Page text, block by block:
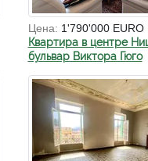
Цена: 1'790'000 EURO
Квартира в центре
бульвар Виктора Гюго